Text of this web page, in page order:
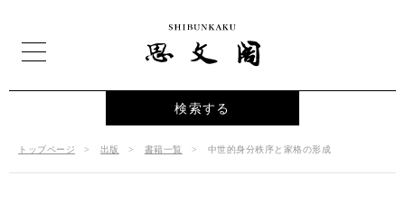
検索する
トップページ 出版 書籍一覧 中世的身分秩序と家格の形成